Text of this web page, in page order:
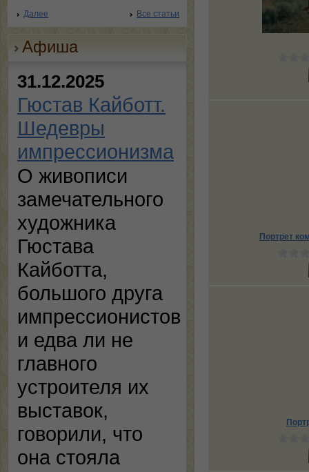
Далее Все статьи
Афиша
31.12.2025
Гюстав Кайботт.
Шедевры
импрессионизма
О живописи
замечательного
художника
Гюстава
Кайботта,
большого друга
импрессионистов
и едва ли не
главного
устроителя их
выставок,
говорили, что
она стояла
Портрет